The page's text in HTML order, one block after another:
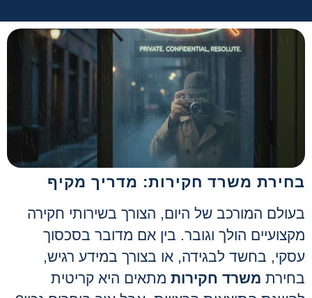
בחירת משרד חקירות: מדריך מקיף
בעולם המורכב של היום, הצורך בשירותי חקירה
מקצועיים הולך וגובר. בין אם מדובר בסכסוך
עסקי, בחשד לבגידה, או בצורך במידע רגיש,
בחירת משרד חקירותמתאים היא קריטית